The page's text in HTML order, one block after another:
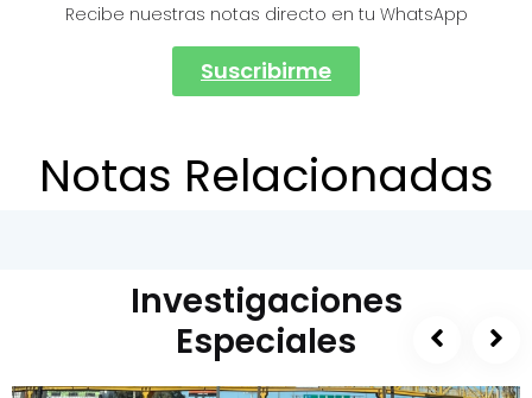
Recibe nuestras notas directo en tu WhatsApp
Suscribirme
Notas Relacionadas
Investigaciones
Especiales